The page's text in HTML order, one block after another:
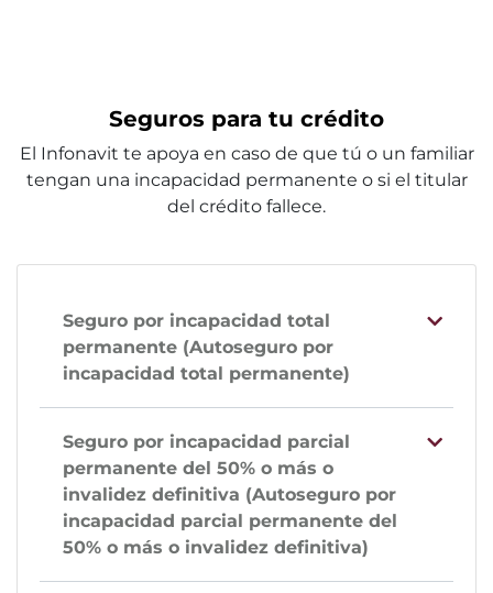
Seguros para tu crédito
El Infonavit te apoya en caso de que tú o un familiar
tengan una incapacidad permanente o si el titular
del crédito fallece.
Seguro por incapacidad total
permanente (Autoseguro por
incapacidad total permanente)
Seguro por incapacidad parcial
permanente del 50% o más o
invalidez definitiva (Autoseguro por
incapacidad parcial permanente del
50% o más o invalidez definitiva)